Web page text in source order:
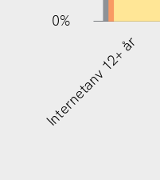
0%
Internetanv 12+ år